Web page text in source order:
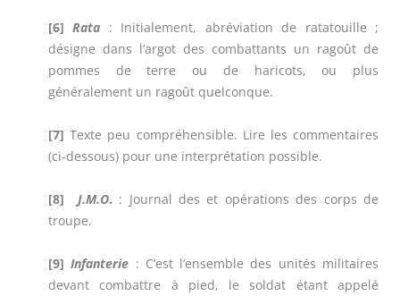
[6]Rata : Initialement, abréviation de ratatouille ;
désigne dans l’argot des combattants un ragoût de
pommes de terre ou de haricots, ou plus
généralement un ragoût quelconque.
[7] Texte peu compréhensible. Lire les commentaires
(ci-dessous) pour une interprétation possible.
[8] J.M.O. : Journal des et opérations des corps de
troupe.
[9]Infanterie : C’est l’ensemble des unités militaires
devant combattre à pied, le soldat étant appelé